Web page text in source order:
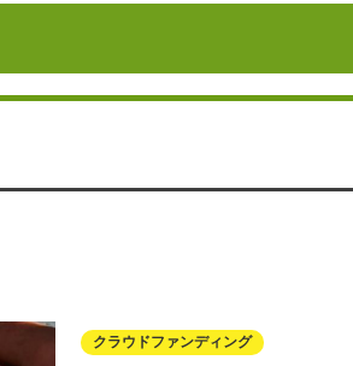
クラウドファンディング